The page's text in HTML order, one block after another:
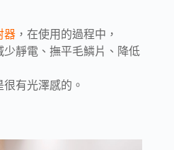
器 ，在使用的過程中，
靜電、撫平毛鱗片、降低
有光澤感的。